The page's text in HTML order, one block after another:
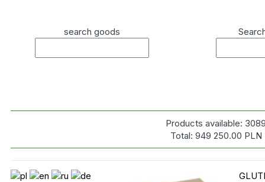
search goods
Products available:
Total: 949 250.00 PLN